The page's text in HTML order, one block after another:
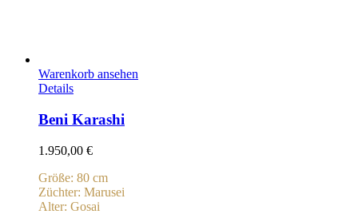
Warenkorb ansehen
Details
Beni Karashi
1.950,00 €
Größe: 80 cm
Züchter: Marusei
Alter: Gosai